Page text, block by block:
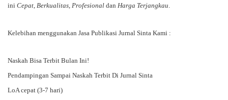
ini Cepat Berkualitas Profesional dan Harga Terjangkau
Kelebihan menggunakan Jasa Publikasi Jurnal Sinta Kami :
Naskah Bisa Terbit Bulan Ini!
Pendampingan Sampai Naskah Terbit Di Jurnal Sinta
LoA cepat (3-7 hari)